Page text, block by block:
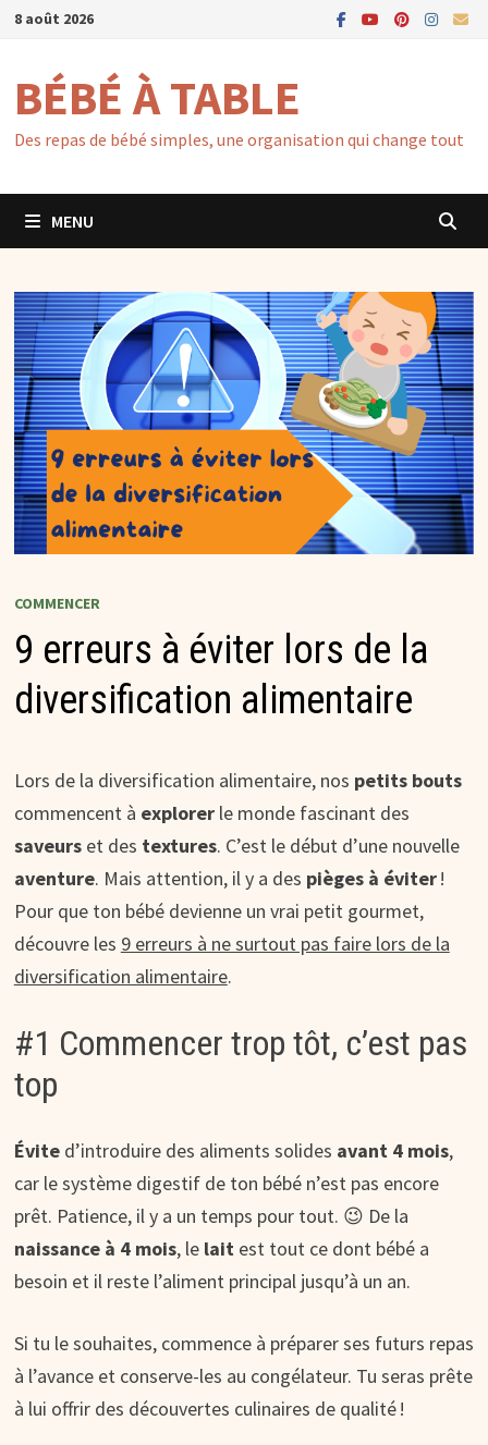
Passer
contenu
8 août 2026
BÉBÉ À TABLE
Des repas de bébé simples, une organisation qui change tout
MENU
COMMENCER
9 erreurs à éviter lors de la
diversification alimentaire
Lors de la diversification alimentaire, nos petits bouts
commencent à explorer le monde fascinant des
saveurs et des textures. C’est le début d’une nouvelle
aventure. Mais attention, il y a des pièges à éviter!
Pour que ton bébé devienne un vrai petit gourmet,
découvre les 9 erreurs à ne surtout pas faire lors de la
diversification alimentaire.
#1 Commencer trop tôt, c’est pas
top
Évite d’introduire des aliments solides avant 4 mois,
car le système digestif de ton bébé n’est pas encore
prêt. Patience, il y a un temps pour tout. 😉 De la
naissance à 4 mois, le lait est tout ce dont bébé a
besoin et il reste l’aliment principal jusqu’à un an.
Si tu le souhaites, commence à préparer ses futurs repas
à l’avance et conserve-les au congélateur. Tu seras prête
à lui offrir des découvertes culinaires de qualité !